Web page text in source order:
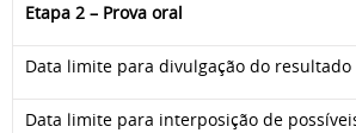
Etapa 2 – Prova oral
Data limite para divulgação do
Data limite para interposição de